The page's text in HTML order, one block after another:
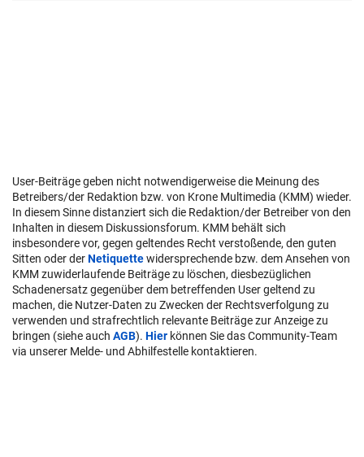
User-Beiträge geben nicht notwendigerweise die Meinung des
Betreibers/der Redaktion bzw. von Krone Multimedia (KMM) wieder.
In diesem Sinne distanziert sich die Redaktion/der Betreiber von den
Inhalten in diesem Diskussionsforum. KMM behält sich
insbesondere vor, gegen geltendes Recht verstoßende, den guten
Sitten oder derNetiquettewidersprechende bzw. dem Ansehen von
KMM zuwiderlaufende Beiträge zu löschen, diesbezüglichen
Schadenersatz gegenüber dem betreffenden User geltend zu
machen, die Nutzer-Daten zu Zwecken der Rechtsverfolgung zu
verwenden und strafrechtlich relevante Beiträge zur Anzeige zu
bringen (siehe auch AGB). Hier können Sie das Community-Team
via unserer Melde- und Abhilfestelle kontaktieren.